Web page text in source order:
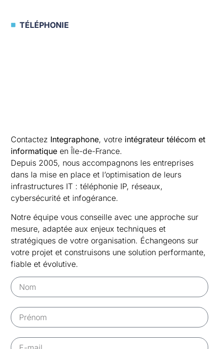
TÉLÉPHONIE
Contactez Integraphone, votre intégrateur télécom et
informatique en Île-de-France.
Depuis 2005, nous accompagnons les entreprises
dans la mise en place et l’optimisation de leurs
infrastructures IT : téléphonie IP, réseaux,
cybersécurité et infogérance.
Notre équipe vous conseille avec une approche sur
mesure, adaptée aux enjeux techniques et
stratégiques de votre organisation. Échangeons sur
votre projet et construisons une solution performante,
fiable et évolutive.